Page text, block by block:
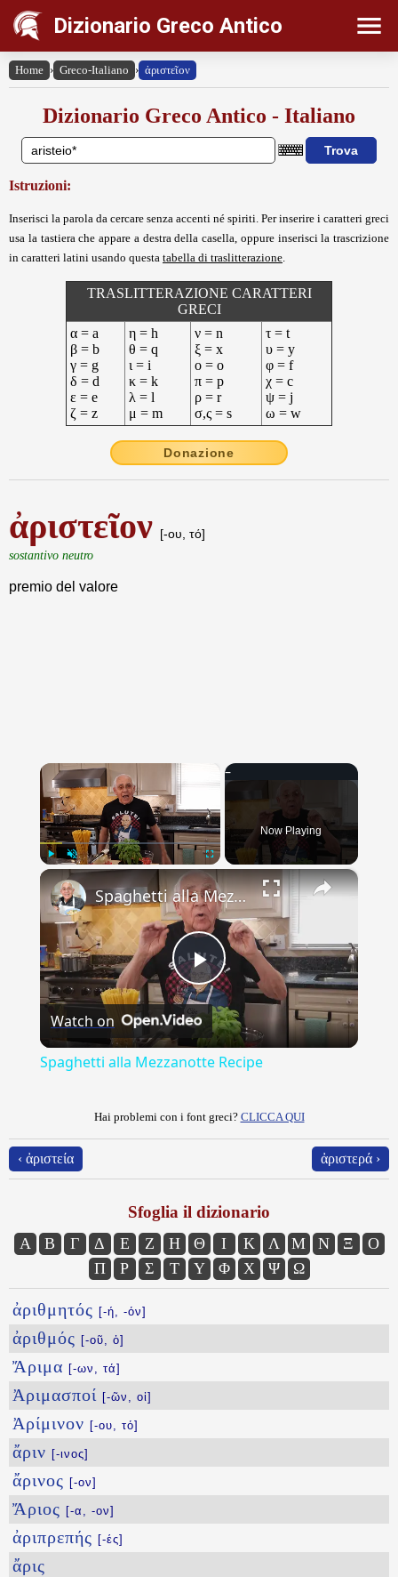
Dizionario Greco Antico
Home › Greco-Italiano › ἀριστεῖον
Dizionario Greco Antico - Italiano
Istruzioni:
Inserisci la parola da cercare senza accenti né spiriti. Per inserire i caratteri greci
usa la tastiera che appare a destra della casella, oppure inserisci la trascrizione
in caratteri latini usando questa tabella di traslitterazione
TRASLITTERAZIONE CARATTERI
GRECI
α = a
β = b
γ = g
δ = d
ε = e
ζ = z
η = h
θ = q
ι = i
κ = k
λ = l
μ = m
ν = n
ξ = x
ο = o
π = p
ρ = r
σ,ς = s
τ = t
υ = y
φ = f
χ = c
ψ = j
ω = w
Donazione
ἀριστεῖον [-ου, τό]
sostantivo neutro
premio del valore
Unmute
Now Playing
×
Play
Video
Spaghetti alla Mezzanotte Recipe
Watch on
Spaghetti alla Mezzanotte Recipe
Hai problemi con i font greci? CLICCA QUI
‹ ἀριστεία ἀριστερά ›
Sfoglia il dizionario
Α Β Γ Δ Ε Ζ Η Θ Ι Κ Λ Μ Ν Ξ
Ο
Π
Ρ Σ Τ Υ Φ Χ Ψ Ω
ἀριθμητός [-ή, -όν]
ἀριθμός [-οῦ, ὁ]
Ἄριμα [-ων, τά]
Ἀριμασποί [-ῶν, οἱ]
Ἀρίμινον [-ου, τό]
ἄριν [-ινος]
ἄρινος [-ον]
Ἄριος [-α, -ον]
ἀριπρεπής [-ές]
ἄρις